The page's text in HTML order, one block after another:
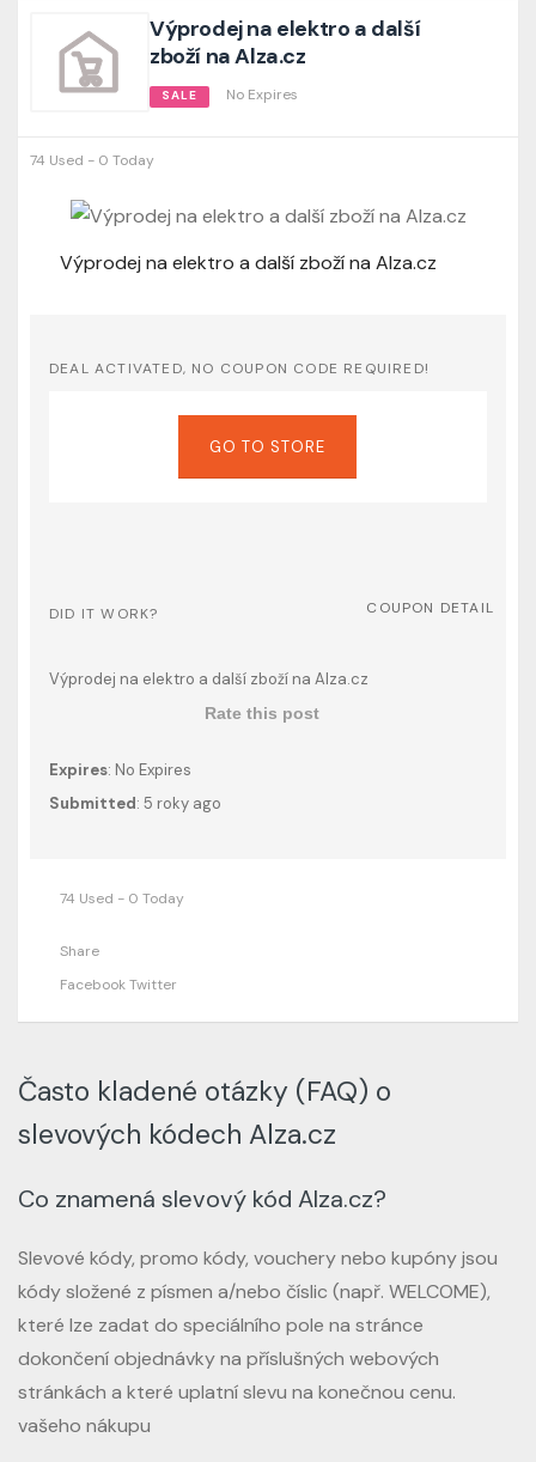
Výprodej na elektro a další
zboží na Alza.cz
SALE No Expires
74 Used - 0 Today
Výprodej na elektro a další zboží na Alza.cz
DEAL ACTIVATED, NO COUPON CODE REQUIRED!
GO TO STORE
DID IT WORK? COUPON DETAIL
Výprodej na elektro a další zboží na Alza.cz
Rate this post
Expires: No Expires
Submitted: 5 roky ago
74 Used - 0 Today
Share
FacebookTwitter
Často kladené otázky (FAQ) o
slevových kódech Alza.cz
Co znamená slevový kód Alza.cz?
Slevové kódy, promo kódy, vouchery nebo kupóny jsou
kódy složené z písmen a/nebo číslic (např. WELCOME),
které lze zadat do speciálního pole na stránce
dokončení objednávky na příslušných webových
stránkách a které uplatní slevu na konečnou cenu.
vašeho nákupu